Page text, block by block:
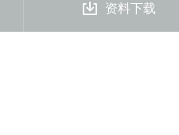
资料下载